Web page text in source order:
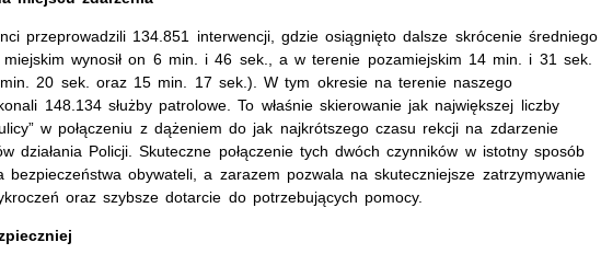
przeprowadzili 134.851 interwencji, gdzie osiągnięto dalsze skrócenie średniego
wynosił on 6 min. i 46 sek., a w terenie pozamiejskim 14 min. i 31 sek.
20 sek. oraz 15 min. 17 sek.). W tym okresie na terenie naszego
148.134 służby patrolowe. To właśnie skierowanie jak największej liczby
w połączeniu z dążeniem do jak najkrótszego czasu rekcji na zdarzenie
działania Policji. Skuteczne połączenie tych dwóch czynników w istotny sposób
bezpieczeństwa obywateli, a zarazem pozwala na skuteczniejsze zatrzymywanie
oraz szybsze dotarcie do potrzebujących pomocy.